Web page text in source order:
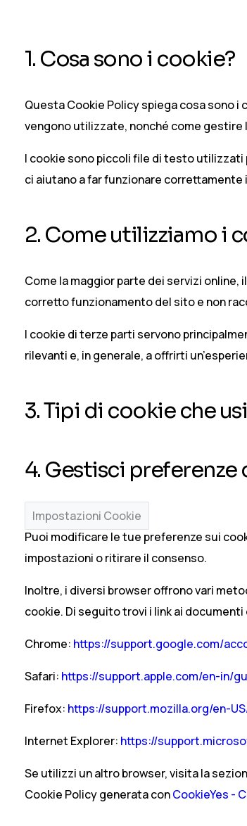
1. Cosa sono i cookie?
Questa Cookie Policy spiega cosa sono
vengono utilizzate, nonché come gestire
I cookie sono piccoli file di testo
ci aiutano a far funzionare correttamente
2. Come utilizziamo i
Come la maggior parte dei servizi
corretto funzionamento del sito e non
I cookie di terze parti servono
rilevanti e, in generale, a offrirti
3. Tipi di cookie che
4. Gestisci preferenze
Impostazioni Cookie
Puoi modificare le tue preferenze sui
impostazioni o ritirare il consenso.
Inoltre, i diversi browser offrono vari
cookie. Di seguito trovi i link ai
Chrome: https://support.google.com/
Safari: https://support.apple.com/en-in/
Firefox: https://support.mozilla.org/en-
Internet Explorer: https://
Se utilizzi un altro browser, visita la
Cookie Policy generata conCookieYes -